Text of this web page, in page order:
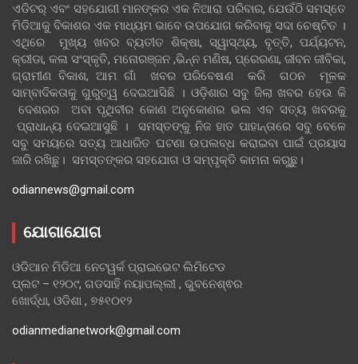
ଏଡିଟର୍ ଏବଂ ସହଯୋଗୀ ମାନଙ୍କର ଏକ ନିଆରା ପରିବାର, ଯେଉଁଠି ସମସ୍ତେ
ମିଡିଆକୁ ବିକାଶର ଏକ ମାଧ୍ୟମ ଭାବେ ଉପଯୋଗ କରିବାକୁ ସଦା ଚେଷ୍ଟିତ ।
ଏଥିରେ ମୁଖ୍ୟ ଖବର ବ୍ୟତୀତ ଶିକ୍ଷା, ସ୍ୱାସ୍ଥ୍ୟ, ବୃତ୍ତି, ପର୍ଯ୍ୟଟନ,
କ୍ରୀଡା, କଳା ସଂସ୍କୃତି, ମନୋରଞ୍ଜନ ,ଭିନ୍ନ ମଣିଷ, ପ୍ରେରଣା, ଜୀବନ ଜୀବିକା,
ଗ୍ରାମୀଣ ବିକାଶ, ଆମ ଗାଁ ଖବର ପରିବେଷଣ କରି ଗଠନ ମୂଳକ
ସାମ୍ବାଦିକତାକୁ ଗୁରୁତ୍ୱ ଦେଇଆସିଛି । ଓଡ଼ିଶାର ସବୁ ଜିଲା ଖବର ହେଉ କି
ଦେଶରର ଅବା ପୃଥିବୀର କୋଣ ଅନୁକୋଣର ଭଲ ଏବ ସତ୍ୟ ଖବରକୁ
ପ୍ରାଧାନ୍ୟ ଦେଇଆସୁଛି । ସମସ୍ତଙ୍କୁ ନିଜ ହାତ ପାହାନ୍ତାରେ ସବୁ ବେଳେ
ସବୁ ସମୟରେ ସତ୍ୟ ଆଧାରିତ ଘଟଣା ଉପଲବ୍ଧ କରାଇବା ପାଇଁ ପ୍ରୟାସ
ଜାରି ରଖିଛୁ। ସମସ୍ତଙ୍କର ସହଯୋଗ ଓ ସମ୍ପୃକ୍ତି କାମନା କରୁଛୁ।
odiannews@gmail.com
ଯୋଗାଯୋଗ
ଓଡିଆନ ମିଡିଆ ନେଟୱର୍କ ପ୍ରାଇଭେଟ ଲିମିଟେଡ
ପ୍ଲଟ – ୧୨୦୯, ଗଡସାହି ନୟାପଲ୍ଲୀ , ଭୁବନେଶ୍ଵର
ଖୋର୍ଦ୍ଧା, ଓଡିଶା , ୭୫୧୦୧୨
odianmedianetwork@gmail.com